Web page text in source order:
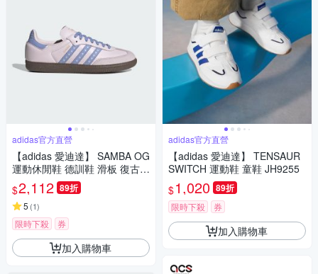
adidas官方直營
【adidas 愛迪達】 SAMBA OG
運動休閒鞋 德訓鞋 滑板 復古
女鞋 - Originals JR8822
$2,112 89折
5 (1)
限時下殺 券
加入購物車
adidas官方直營
【adidas 愛迪達】 TENSAUR
SWITCH 運動鞋 童鞋 JH9255
$1,020 89折
限時下殺 券
加入購物車